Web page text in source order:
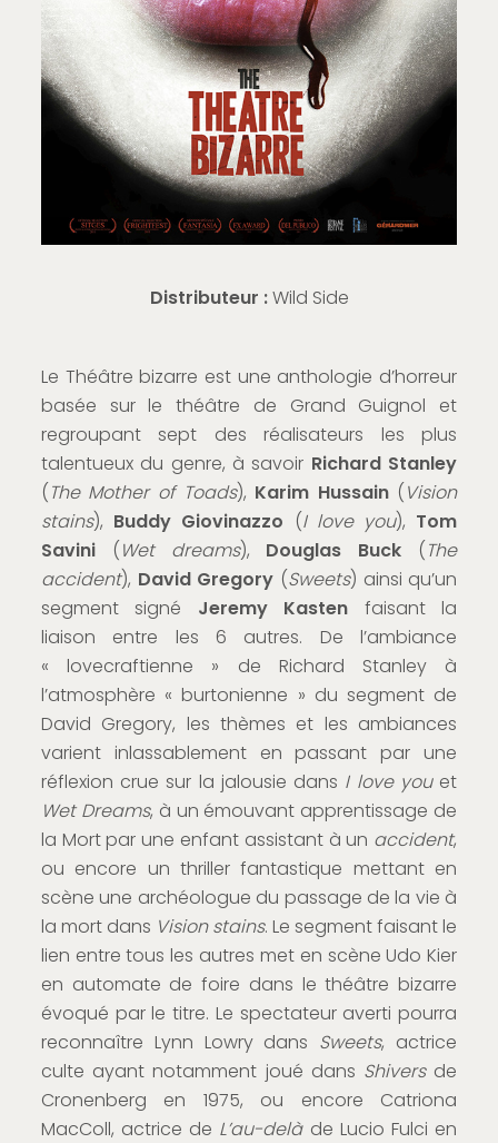
Distributeur :Wild Side
Le Théâtre bizarre est une anthologie d’horreur
basée sur le théâtre de Grand Guignol et
regroupant sept des réalisateurs les plus
talentueux du genre, à savoir Richard Stanley
(The Mother of Toads), Karim Hussain(Vision
stains), Buddy Giovinazzo (I love you), Tom
Savini(Wet dreams), Douglas Buck (The
accident), David Gregory (Sweets) ainsi qu’un
segment signé Jeremy Kasten faisant la
liaison entre les 6 autres. De l’ambiance
« lovecraftienne » de Richard Stanley à
l’atmosphère « burtonienne » du segment de
David Gregory, les thèmes et les ambiances
varient inlassablement en passant par une
réflexion crue sur la jalousie dans I love you et
Wet Dreams, à un émouvant apprentissage de
la Mort par une enfant assistant à un accident,
ou encore un thriller fantastique mettant en
scène une archéologue du passage de la vie à
la mort dans Vision stains. Le segment faisant le
lien entre tous les autres met en scène Udo Kier
en automate de foire dans le théâtre bizarre
évoqué par le titre. Le spectateur averti pourra
reconnaître Lynn Lowry dans Sweets, actrice
culte ayant notamment joué dans Shiversde
Cronenberg en 1975, ou encore Catriona
MacColl, actrice de L’au-delàde Lucio Fulci en